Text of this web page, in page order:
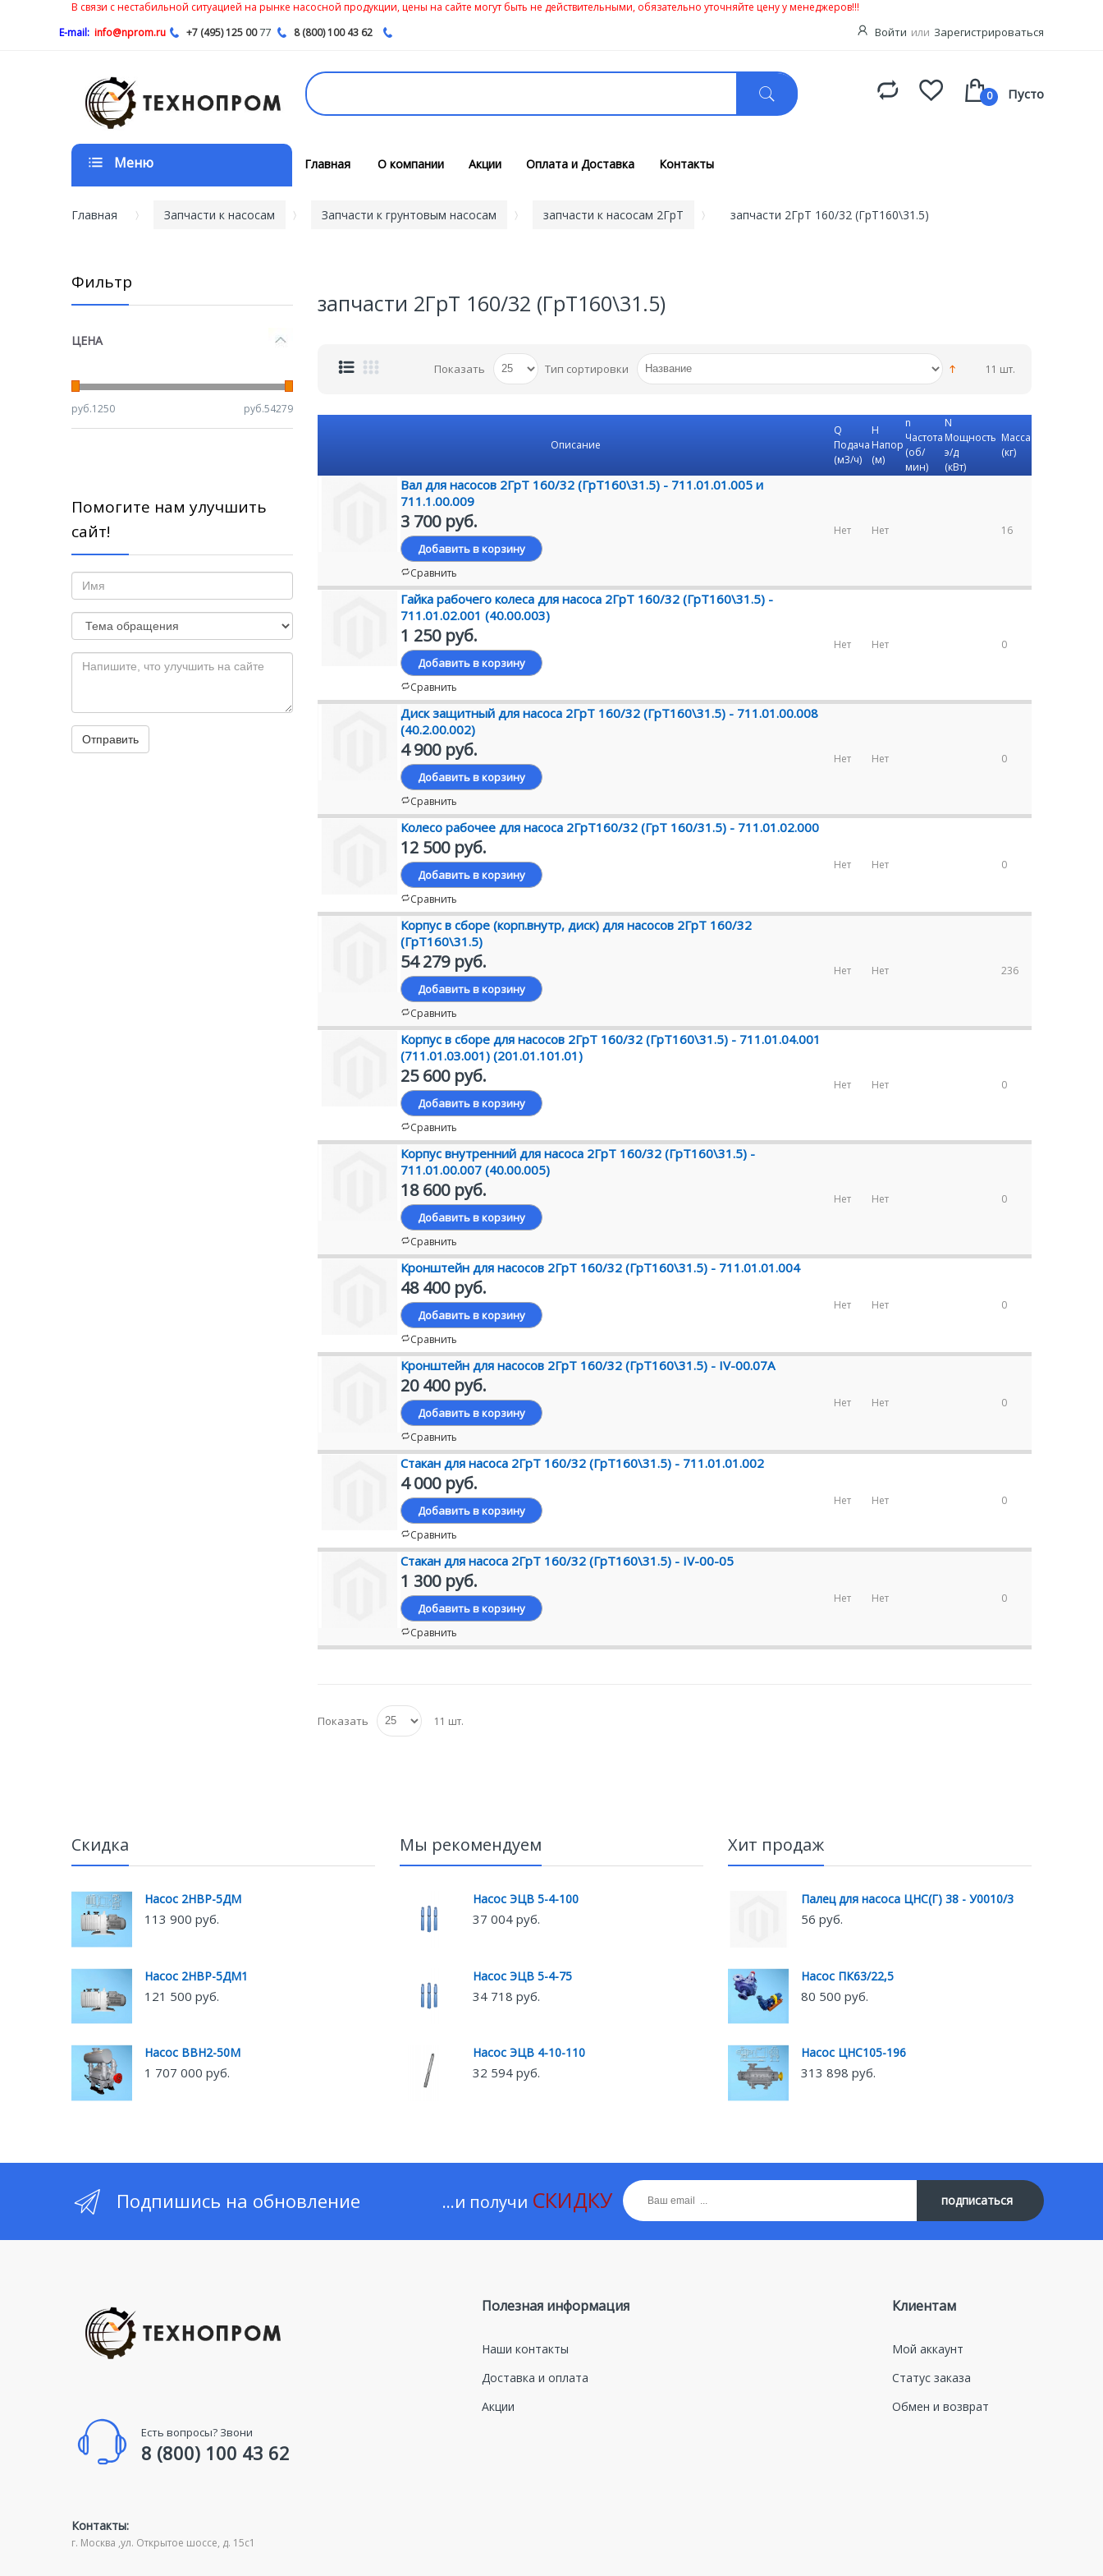
В связи с нестабильной ситуацией на рынке насосной продукции, цены на сайте могут быть не действительными, обязательно уточняйте цену у менеджеров!!!
E-mail: info@nprom.ru +7 (495) 125 0077 8 (800) 100 43 62 Войти или Зарегистрироваться
0 Пусто
Меню Главная О компании Акции Оплата и Доставка Контакты
Главная Запчасти к насосам Запчасти к грунтовым насосам запчасти к насосам 2ГрТ запчасти 2ГрТ 160/32 (ГрТ160\31.5)
запчасти 2ГрТ 160/32 (ГрТ160\31.5)
Показать Тип сортировки 11 шт.
Описание
Q
Подача
(м3/ч)
H
Напор
(м)
n
Частота
(об/
мин)
N
Мощность
э/д
(кВт)
Масса
(кг)
Вал для насосов 2ГрТ 160/32 (ГрТ160\31.5) - 711.01.01.005 и
711.1.00.009
3 700 руб.
Добавить в корзину
Сравнить
Нет Нет 16
Гайка рабочего колеса для насоса 2ГрТ 160/32 (ГрТ160\31.5) -
711.01.02.001 (40.00.003)
1 250 руб.
Добавить в корзину
Сравнить
Нет Нет 0
Диск защитный для насоса 2ГрТ 160/32 (ГрТ160\31.5) - 711.01.00.008
(40.2.00.002)
4 900 руб.
Добавить в корзину
Сравнить
Нет Нет 0
Колесо рабочее для насоса 2ГрТ160/32 (ГрТ 160/31.5) - 711.01.02.000
12 500 руб.
Добавить в корзину
Сравнить
Нет Нет 0
Корпус в сборе (корп.внутр, диск) для насосов 2ГрТ 160/32
(ГрТ160\31.5)
54 279 руб.
Добавить в корзину
Сравнить
Нет Нет 236
Корпус в сборе для насосов 2ГрТ 160/32 (ГрТ160\31.5) - 711.01.04.001
(711.01.03.001) (201.01.101.01)
25 600 руб.
Добавить в корзину
Сравнить
Нет Нет 0
Корпус внутренний для насоса 2ГрТ 160/32 (ГрТ160\31.5) -
711.01.00.007 (40.00.005)
18 600 руб.
Добавить в корзину
Сравнить
Нет Нет 0
Кронштейн для насосов 2ГрТ 160/32 (ГрТ160\31.5) - 711.01.01.004
48 400 руб.
Добавить в корзину
Сравнить
Нет Нет 0
Кронштейн для насосов 2ГрТ 160/32 (ГрТ160\31.5) - IV-00.07А
20 400 руб.
Добавить в корзину
Сравнить
Нет Нет 0
Стакан для насоса 2ГрТ 160/32 (ГрТ160\31.5) - 711.01.01.002
4 000 руб.
Добавить в корзину
Сравнить
Нет Нет 0
Стакан для насоса 2ГрТ 160/32 (ГрТ160\31.5) - IV-00-05
1 300 руб.
Добавить в корзину
Сравнить
Нет Нет 0
Показать 11 шт.
Фильтр
ЦЕНА
руб.1250 руб.54279
Помогите нам улучшить
сайт!
Отправить
Скидка
Насос 2НВР-5ДМ
113 900 руб.
Насос 2НВР-5ДМ1
121 500 руб.
Насос ВВН2-50М
1 707 000 руб.
Мы рекомендуем
Насос ЭЦВ 5-4-100
37 004 руб.
Насос ЭЦВ 5-4-75
34 718 руб.
Насос ЭЦВ 4-10-110
32 594 руб.
Хит продаж
Палец для насоса ЦНС(Г) 38 - У0010/3
56 руб.
Насос ПК63/22,5
80 500 руб.
Насос ЦНС105-196
313 898 руб.
Подпишись на обновление ...и получи СКИДКУ подписаться
Есть вопросы? Звони
8 (800) 100 43 62
Контакты:
г. Москва ,ул. Открытое шоссе, д. 15с1
Полезная информация
Наши контакты
Доставка и оплата
Акции
Клиентам
Мой аккаунт
Статус заказа
Обмен и возврат